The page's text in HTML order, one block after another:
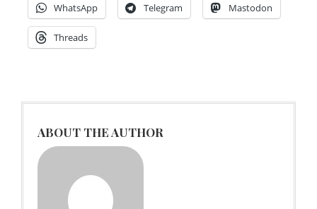
WhatsApp Telegram Mastodon
Threads
ABOUT THE AUTHOR